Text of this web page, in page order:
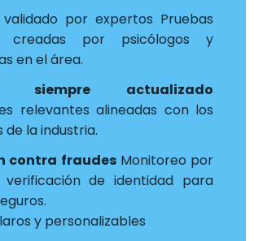
por expertos Pruebas
creadas por psicólogos y
en el área.
siempre actualizado
relevantes alineadas con los
la industria.
contra fraudesMonitoreo por
de identidad para
y personalizables